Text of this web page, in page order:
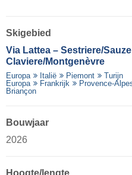
Skigebied
Via Lattea – Sestriere/​
Claviere/​Montgenèvre
Europa Italië Piemont
Turijn
Europa
Frankrijk Provence-
Briançon
Bouwjaar
2026